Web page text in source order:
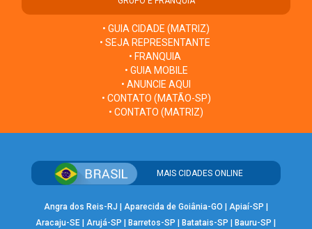
• GUIA CIDADE (MATRIZ)
• SEJA REPRESENTANTE
• FRANQUIA
• GUIA MOBILE
• ANUNCIE AQUI
• CONTATO (MATÃO-SP)
• CONTATO (MATRIZ)
MAIS CIDADES ONLINE
Angra dos Reis-RJ Aparecida de Goiânia-GO Apiaí-SP
Aracaju-SE |Arujá-SP Barretos-SP Batatais-SP Bauru-SP